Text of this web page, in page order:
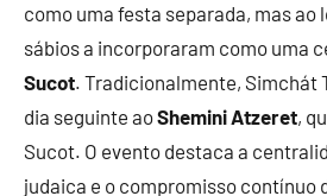
como uma festa separada, mas ao
sábios a incorporaram como uma
Sucot. Tradicionalmente, Simchát
dia seguinte aoShemini Atzeret,
Sucot. O evento destaca a
judaica e o compromisso contínuo